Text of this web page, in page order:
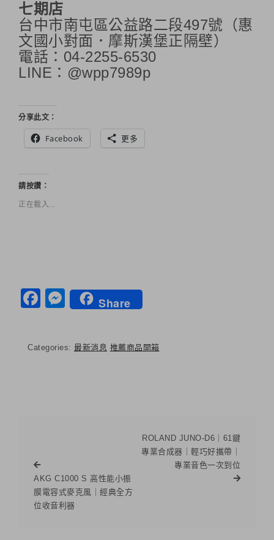
七期店
台中市南屯區公益路二段497號（惠
文國小對面．摩斯漢堡正隔壁）
電話：04-2255-6530
LINE：@wpp7989p
分享此文：
Facebook 更多
請按讚：
正在載入...
Facebook
Messenger
Share
Categories: 最新消息 推薦商品開箱
AKG C1000 S 高性能小振
膜電容式麥克風｜經典全方
位收音利器
ROLAND JUNO-D6｜61鍵
專業合成器｜輕巧好攜帶｜
專業音色一次到位